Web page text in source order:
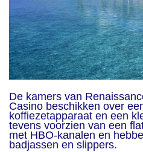
De kamers van
Casino beschikken over
koffiezetapparaat en een
tevens voorzien van een
met HBO-kanalen en
badjassen en slippers.